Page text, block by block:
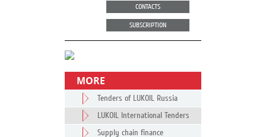
CONTACTS
SUBSCRIPTION
MORE
Tenders of LUKOIL Russia
LUKOIL International Tenders
Supply chain finance